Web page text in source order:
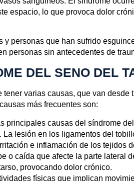
espacio, lo que provoca dolor
y personas que han sufrido
personas sin antecedentes de
DEL SENO DEL
varias causas, que van desde
más frecuentes son:
principales causas del síndrome
lesión en los ligamentos del
e inflamación de los tejidos
o caída que afecte la parte lateral
provocando dolor crónico.
físicas que implican